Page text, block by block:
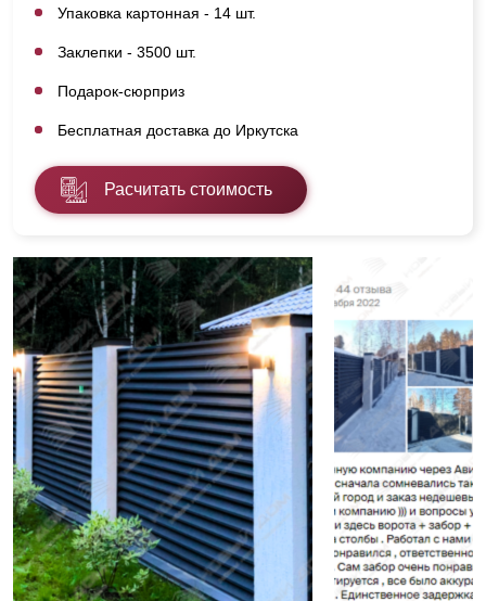
Упаковка картонная - 14 шт.
Заклепки - 3500 шт.
Подарок-сюрприз
Бесплатная доставка до Иркутска
Расчитать стоимость